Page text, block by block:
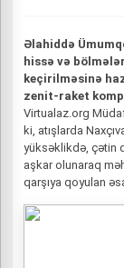
Əlahiddə
hissə və
keçirilməsinə
zenit-raket
Virtualaz.org
ki, atışlarda
yüksəklikdə, çətin
aşkar olunaraq
qarşıya qoyulan